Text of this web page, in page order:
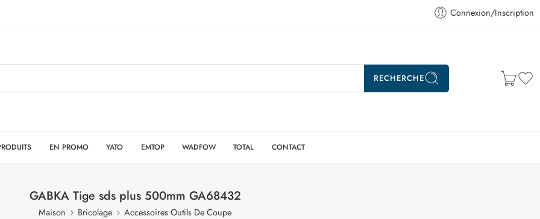
Connexion/Inscription
RECHERCHE
EN PROMO YATO EMTOP WADFOW TOTAL CONTACT
GABKA Tige sds plus 500mm GA68432
Maison Bricolage Accessoires Outils De Coupe